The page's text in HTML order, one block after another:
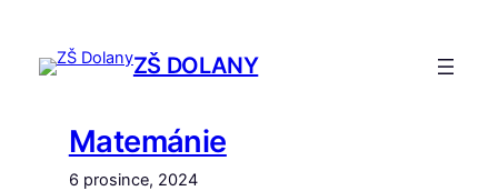
obsah
ZŠ DOLANY
Matemánie
6 prosince, 2024